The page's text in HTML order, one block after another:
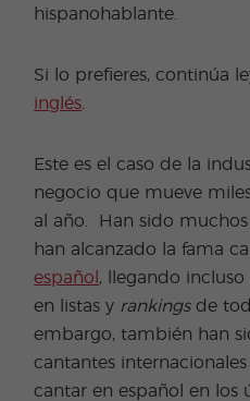
hispanohablante.
Si lo prefieres, continúa
inglés
Este es el caso de la
negocio que mueve
al año. Han sido
han alcanzado la fama
español , llegando
en listas y rankingsde
embargo, también han
cantantes
cantar en español en